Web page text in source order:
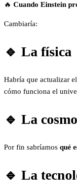
🔥 Cuando Einstein
Cambiaría:
🔹 La física
Habría que actualizar el
cómo funciona el
🔹 La
Por fin sabríamos qué
🔹 La